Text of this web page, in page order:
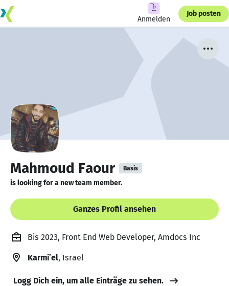
Anmelden
Job posten
Mahmoud Faour Basis
is looking for a new team member.
Ganzes Profil ansehen
Bis 2023, Front End Web Developer, Amdocs Inc
Karmi’el, Israel
Logg Dich ein, um alle Einträge zu sehen.